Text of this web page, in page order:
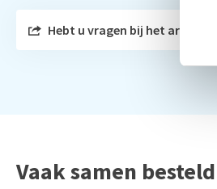
Hebt u vragen bij het artikel?
Vaak samen besteld